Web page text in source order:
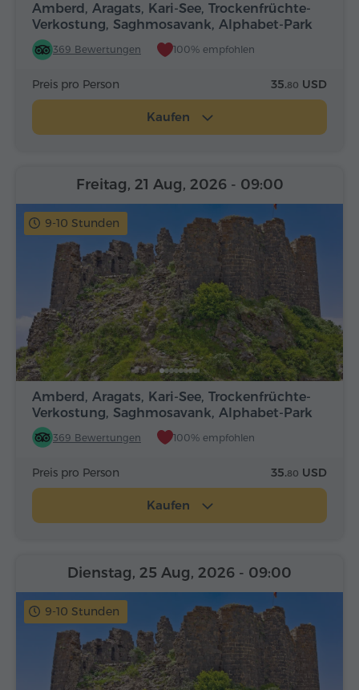
Amberd, Aragats, Kari-See, Trockenfrüchte-
Verkostung, Saghmosavank, Alphabet-Park
369 Bewertungen 100% empfohlen
Preis pro Person 35.80 USD
Kaufen
9-10 Stunden
Amberd, Aragats, Kari-See, Trockenfrüchte-
Verkostung, Saghmosavank, Alphabet-Park
369 Bewertungen 100% empfohlen
Freitag, 21 Aug, 2026 - 09:00
Preis pro Person 35.80 USD
Kaufen
9-10 Stunden
Dienstag, 25 Aug, 2026 - 09:00